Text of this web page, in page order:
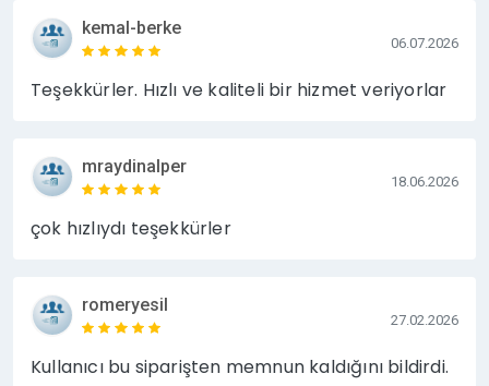
kemal-berke
06.07.2026
Teşekkürler. Hızlı ve kaliteli bir hizmet veriyorlar
mraydinalper
18.06.2026
çok hızlıydı teşekkürler
romeryesil
27.02.2026
Kullanıcı bu siparişten memnun kaldığını bildirdi.